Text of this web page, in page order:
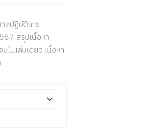
ลปฏิบัติการ
สรุปเนื้อหา
ในเล่มเดียว เนื้อหา